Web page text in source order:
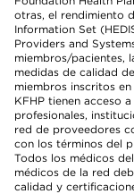
otras, el rendimiento
Information Set
Providers and
miembros/pacientes,
medidas de calidad
miembros inscritos
KFHP tienen acceso
profesionales,
red de proveedores
con los términos del
Todos los médicos
médicos de la red
calidad y